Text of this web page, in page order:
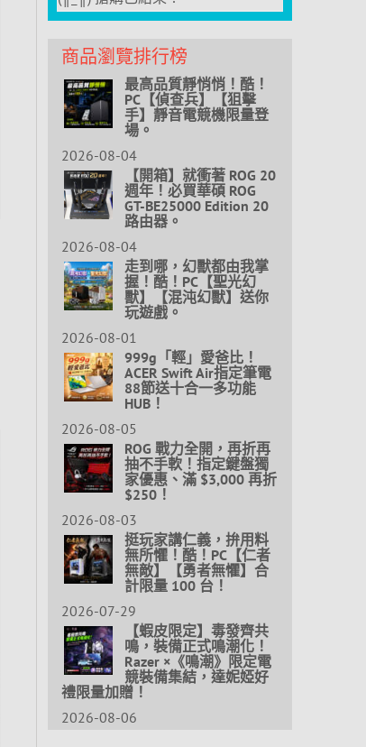
商品瀏覽排行榜
最高品質靜悄悄！酷！
PC【偵查兵】【狙擊
手】靜音電競機限量登
場。
2026-08-04
【開箱】就衝著 ROG 20
週年！必買華碩 ROG
GT-BE25000 Edition 20
路由器。
2026-08-04
走到哪，幻獸都由我掌
握！酷！PC【聖光幻
獸】【混沌幻獸】送你
玩遊戲。
2026-08-01
999g「輕」愛爸比！
ACER Swift Air指定筆電
88節送十合一多功能
HUB！
2026-08-05
ROG 戰力全開，再折再
抽不手軟！指定鍵盤獨
家優惠、滿 $3,000 再折
$250！
2026-08-03
挺玩家講仁義，拚用料
無所懼！酷！PC【仁者
無敵】【勇者無懼】合
計限量 100 台！
2026-07-29
【蝦皮限定】毒發齊共
鳴，裝備正式鳴潮化！
Razer ×《鳴潮》限定電
競裝備集結，達妮婭好
禮限量加贈！
2026-08-06